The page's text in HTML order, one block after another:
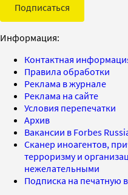
Подписаться
Информация:
Контактная
Правила обработки
Реклама в журнале
Реклама на сайте
Условия перепечатки
Архив
Вакансии в Forbes
Сканер иноагентов,
терроризму и
нежелательными
Подписка на печатную